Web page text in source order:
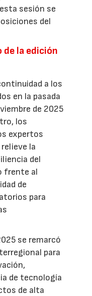
sesión se
del
la edición
a los
en la pasada
de 2025
los
expertos
la
del
frente al
de
para
se remarcó
para
de tecnología
de alta